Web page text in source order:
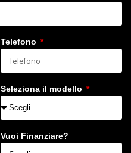
Telefono
Seleziona il modello
Vuoi Finanziare?